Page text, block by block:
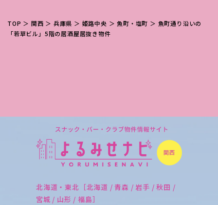
TOP ＞ 関西 ＞ 兵庫県 ＞ 姫路中央 ＞魚町・塩町 ＞ 魚町通り沿いの
「若草ビル」5階の居酒屋居抜き物件
北海道・東北［北海道 / 青森 / 岩手 / 秋田 /
宮城 / 山形 / 福島］